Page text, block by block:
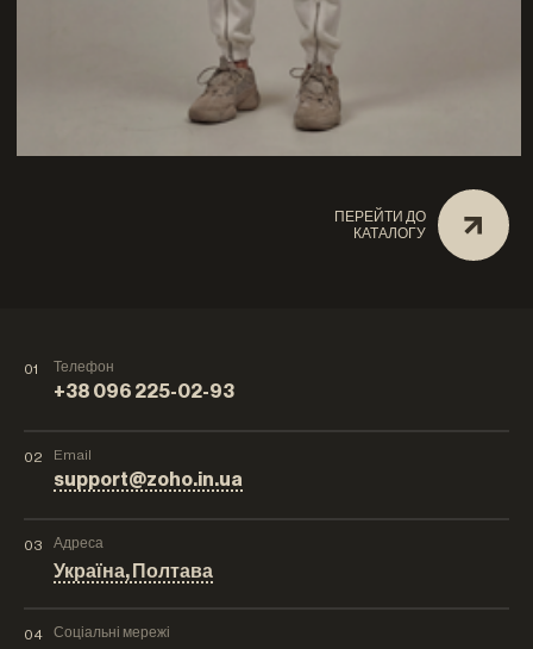
ПЕРЕЙТИ ДО
КАТАЛОГУ
01 Телефон
+38 096 225-02-93
02 Email
support@zoho.in.ua
03 Адреса
Україна, Полтава
04 Соціальні мережі